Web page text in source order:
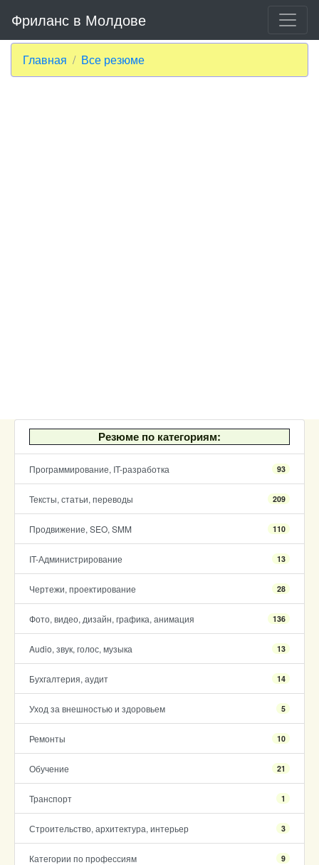
Фриланс в Молдове
Главная Все резюме
Резюме по категориям:
Программирование, IT-разработка 93
Тексты, статьи, переводы 209
Продвижение, SEO, SMM 110
IT-Администрирование 13
Чертежи, проектирование 28
Фото, видео, дизайн, графика, анимация 136
Audio, звук, голос, музыка 13
Бухгалтерия, аудит 14
Уход за внешностью и здоровьем 5
Ремонты 10
Обучение 21
Транспорт 1
Строительство, архитектура, интерьер 3
Категории по профессиям 9